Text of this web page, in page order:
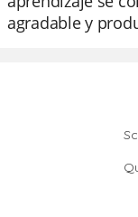
agradable y